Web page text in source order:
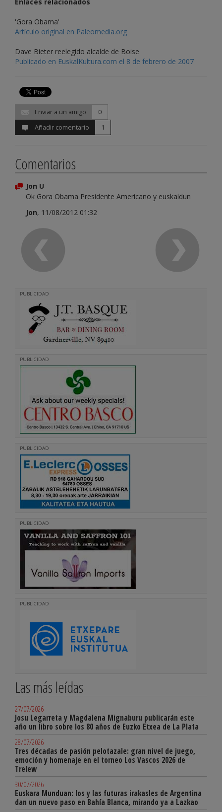
Enlaces relacionados
'Gora Obama'
Artículo original en Paleomedia.org
Dave Bieter reelegido alcalde de Boise
Publicado en EuskalKultura.com el 8 de febrero de 2007
Enviar a un amigo
0
Añadir comentario
1
Comentarios
Jon U
Ok Gora Obama Presidente Americano y euskaldun
Jon, 11/08/2012 01:32
PUBLICIDAD
PUBLICIDAD
PUBLICIDAD
PUBLICIDAD
PUBLICIDAD
Las más leídas
27/07/2026
Josu Legarreta y Magdalena Mignaburu publicarán este
año un libro sobre los 80 años de Euzko Etxea de La Plata
28/07/2026
Tres décadas de pasión pelotazale: gran nivel de juego,
emoción y homenaje en el torneo Los Vascos 2026 de
Trelew
30/07/2026
Euskara Munduan: los y las futuras irakasles de Argentina
dan un nuevo paso en Bahía Blanca, mirando ya a Lazkao